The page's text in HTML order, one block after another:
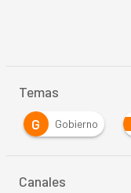
Temas
G
Gobierno
Canales